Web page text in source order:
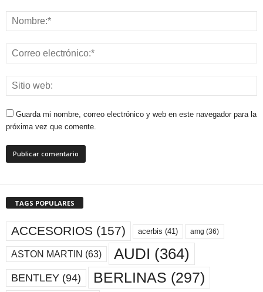
Guarda mi nombre, correo electrónico y web en este navegador para la
próxima vez que comente.
TAGS POPULARES
ACCESORIOS (157) acerbis (41) amg (36)
ASTON MARTIN (63) AUDI (364)
BENTLEY (94) BERLINAS (297)